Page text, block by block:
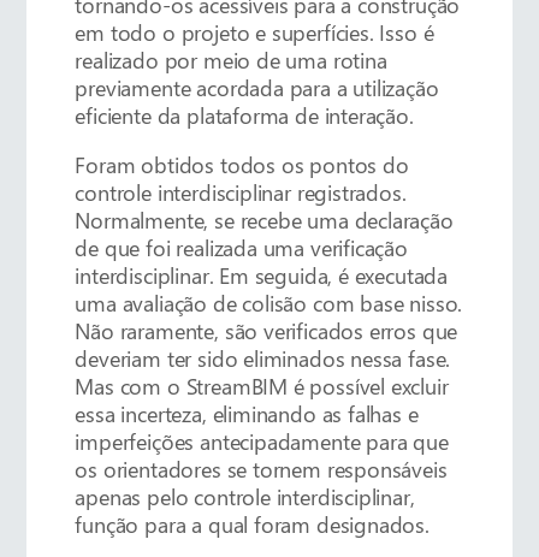
em todo o projeto e superfícies. Isso é
realizado por meio de uma rotina
previamente acordada para a utilização
eficiente da plataforma de interação.
Foram obtidos todos os pontos do
controle interdisciplinar registrados.
Normalmente, se recebe uma declaração
de que foi realizada uma verificação
interdisciplinar. Em seguida, é executada
uma avaliação de colisão com base nisso.
Não raramente, são verificados erros que
deveriam ter sido eliminados nessa fase.
Mas com o StreamBIM é possível excluir
essa incerteza, eliminando as falhas e
imperfeições antecipadamente para que
os orientadores se tornem responsáveis
apenas pelo controle interdisciplinar,
função para a qual foram designados.